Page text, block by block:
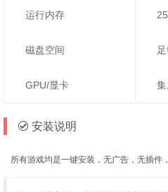
运行内存
磁盘空间
GPU/显卡
安装说明
所有游戏均是一键安装，无广告，无插件